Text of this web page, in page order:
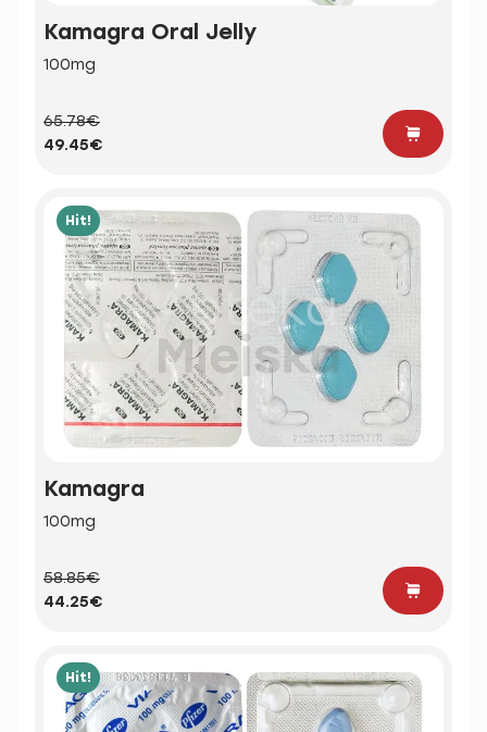
Kamagra Oral Jelly
100mg
65.78€
49.45€
Hit!
Kamagra
100mg
58.85€
44.25€
Hit!